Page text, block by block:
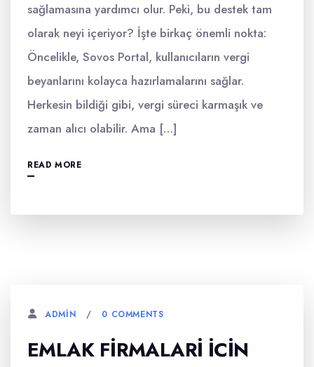
sağlamasına yardımcı olur. Peki, bu destek tam
olarak neyi içeriyor? İşte birkaç önemli nokta:
Öncelikle, Sovos Portal, kullanıcıların vergi
beyanlarını kolayca hazırlamalarını sağlar.
Herkesin bildiği gibi, vergi süreci karmaşık ve
zaman alıcı olabilir. Ama […]
READ MORE
ADMIN 0 COMMENTS
EMLAK FIRMALARI İCIN